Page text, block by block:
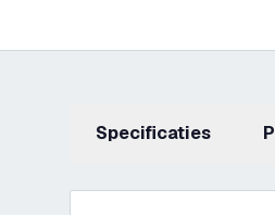
Specificaties